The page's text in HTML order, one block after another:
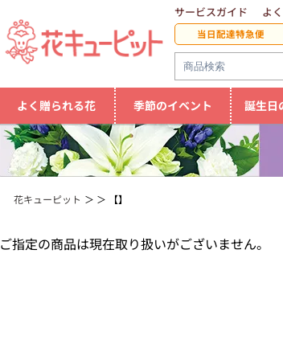
サービスガイド よ
当日配達特急便
よく贈られる花 季節のイベント 誕生日
花キューピット 【】
ご指定の商品は現在取り扱いがございません。